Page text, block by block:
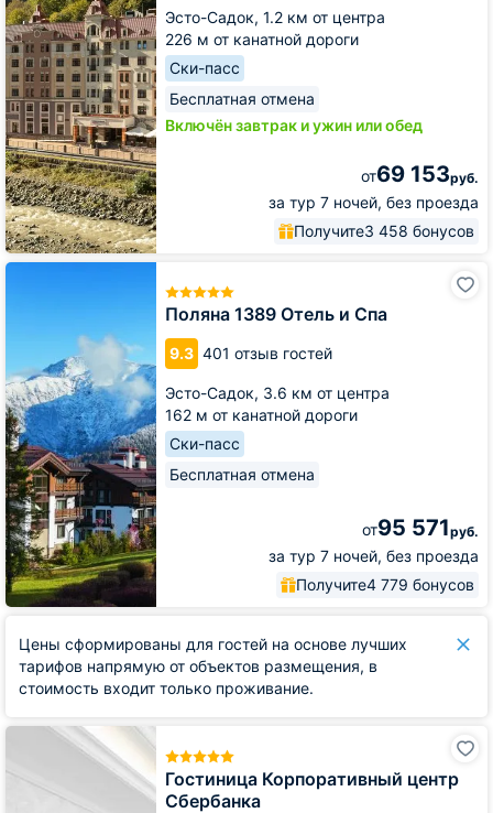
Эсто-Садок, 1.2 км от центра
226 м от канатной дороги
Ски-пасс
Бесплатная отмена
Включён завтрак и ужин или обед
от69 153руб.
за тур 7 ночей, без проезда
Получите3 458 бонусов
Поляна 1389 Отель и Спа
9.3 401 отзыв гостей
Эсто-Садок, 3.6 км от центра
162 м от канатной дороги
Ски-пасс
Бесплатная отмена
от95 571руб.
за тур 7 ночей, без проезда
Получите4 779 бонусов
Поляна
Цены сформированы для гостей на основе лучших
тарифов напрямую от объектов размещения, в
стоимость входит только проживание.
Гостиница Корпоративный центр
Сбербанка
Гостиница
Корпоративный
Сбербанка